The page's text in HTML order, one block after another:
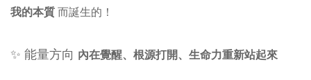
我的本質 而誕生的！
✨ 能量方向 內在覺醒、根源打開、生命力重新站起來